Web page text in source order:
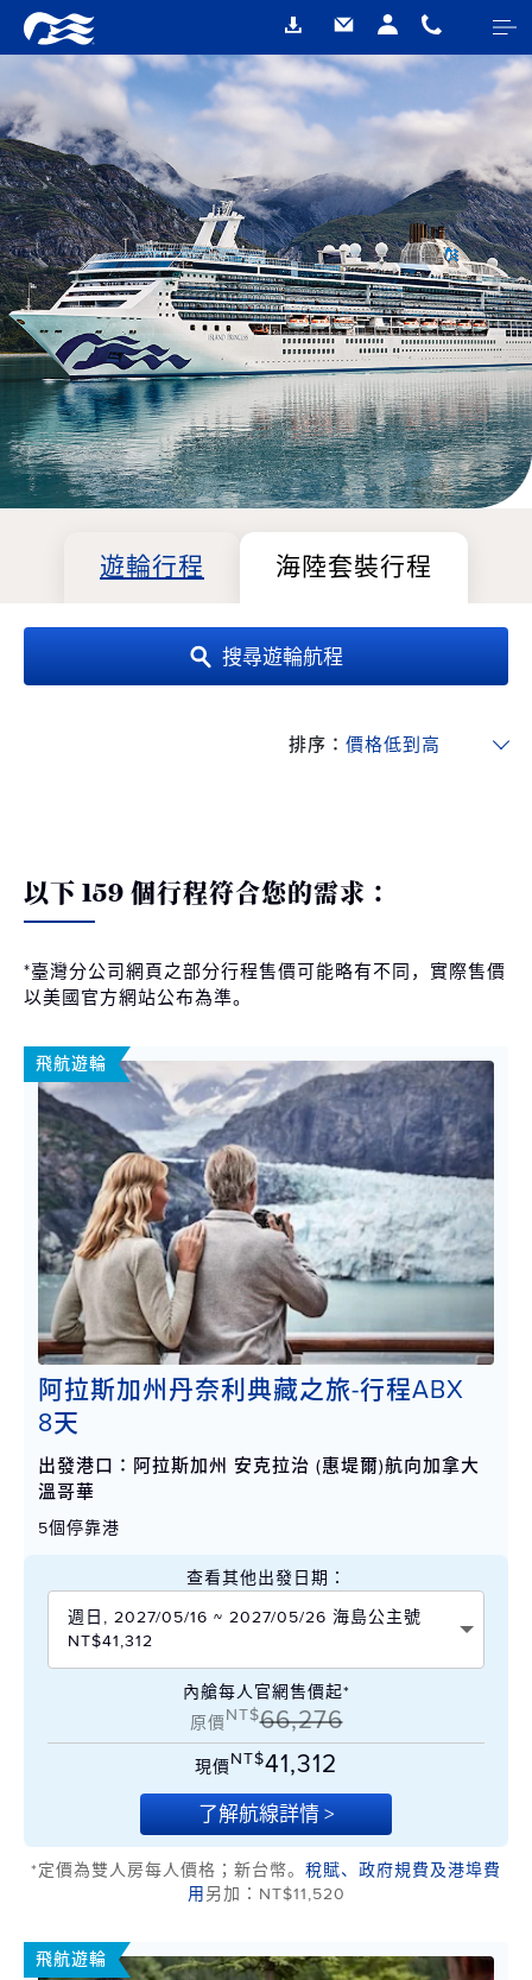
遊輪行程 海陸套裝行程
搜尋遊輪航程
排序：
以下 159 個行程符合您的需求：
*臺灣分公司網頁之部分行程售價可能略有不同，實際售價
以美國官方網站公布為準。
飛航遊輪
阿拉斯加州丹奈利典藏之旅-行程ABX
8天
出發港口：阿拉斯加州 安克拉治 (惠堤爾)航向加拿大
溫哥華
5個停靠港
查看其他出發日期：
週日, 2027/05/16 ~ 2027/05/26 海島公主號
NT$41,312
內艙每人官網售價起*
原價NT$66,276
現價NT$41,312
了解航線詳情 >
*定價為雙人房每人價格；新台幣。 稅賦、政府規費及港埠費
用 另加：NT$11,520
飛航遊輪